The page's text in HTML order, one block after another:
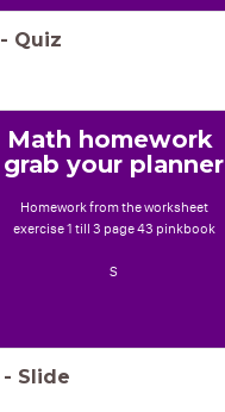
- Quiz
Math homework
grab your planner
Homework from the worksheet
exercise 1 till 3 page 43 pinkbook
S
- Slide